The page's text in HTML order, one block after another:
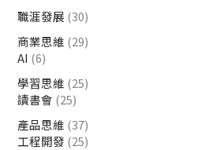
職涯發展 (30)
商業思維 (29)
AI (6)
學習思維 (25)
讀書會 (25)
產品思維 (37)
工程開發 (25)